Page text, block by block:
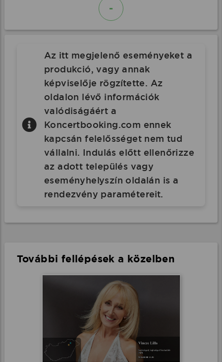
-
Az itt megjelenő eseményeket a
produkció, vagy annak
képviselője rögzítette. Az
oldalon lévő információk
valódiságáért a
Koncertbooking.com ennek
kapcsán felelősséget nem tud
vállalni. Indulás előtt ellenőrizze
az adott település vagy
eseményhelyszín oldalán is a
rendezvény paramétereit.
További fellépések a közelben